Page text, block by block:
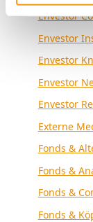
Envestor
Envestor
Envestor
Envestor
Envestor
Externe
Fonds &
Fonds &
Fonds &
Fonds &